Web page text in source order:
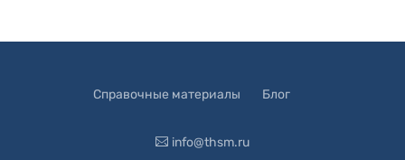
Справочные материалы Блог
info@thsm.ru